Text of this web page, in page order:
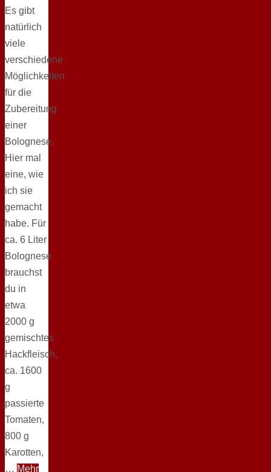
Es gibt
natürlich
viele
verschiedene
Möglichkeiten
für die
Zubereitung
einer
Bolognese.
Hier mal
eine, wie
ich sie
gemacht
habe. Für
ca. 6 Liter
Bolognese
brauchst
du in
etwa
2000 g
gemischtes
Hackfleisch,
ca. 1600
g
passierte
Tomaten,
800 g
Karotten,
… Mehr